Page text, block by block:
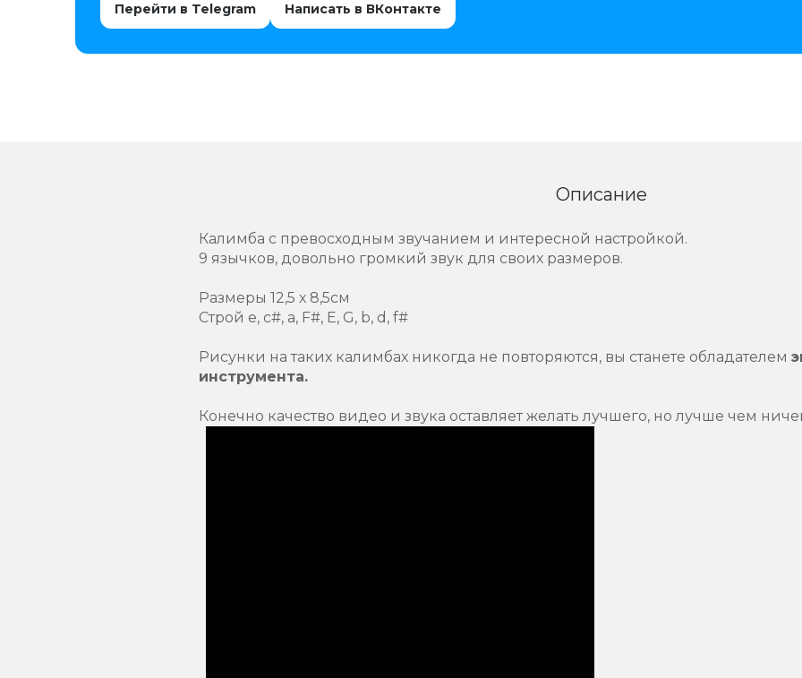
Перейти в Telegram Написать в ВКонтакте
Описание
Калимба с превосходным звучанием и интересной настройкой.
9 язычков, довольно громкий звук для своих размеров.
Размеры 12,5 х 8,5см
Строй e, c#, a, F#, E, G, b, d, f#
Рисунки на таких калимбах никогда не повторяются, вы станете обладателем
инструмента.
Конечно качество видео и звука оставляет желать лучшего, но лучше чем